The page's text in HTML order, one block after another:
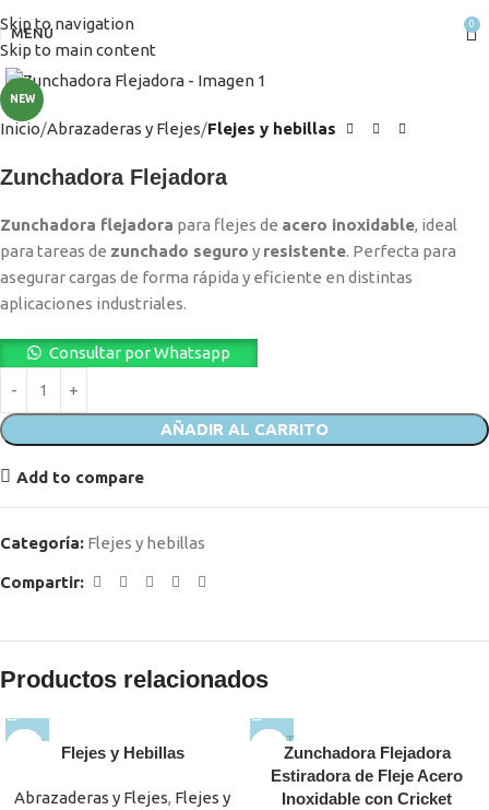
Skip to navigation
Skip to main content
MENÚ
0
NEW
Clic para ampliar
Inicio Abrazaderas y Flejes Flejes y hebillas
Zunchadora Flejadora
Zunchadora flejadora para flejes de acero inoxidable, ideal
para tareas de zunchado seguro y resistente. Perfecta para
asegurar cargas de forma rápida y eficiente en distintas
aplicaciones industriales.
Consultar por Whatsapp
AÑADIR AL CARRITO
Add to compare
Categoría: Flejes y hebillas
Compartir:
Productos relacionados
Flejes y Hebillas
Abrazaderas y Flejes, Flejes y
AGOT
ADOZunchadora Flejadora
Estiradora de Fleje Acero
Inoxidable con Cricket